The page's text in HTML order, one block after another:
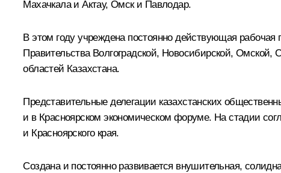
Махачкала и Актау, Омск и Павлодар.
В этом году учреждена постоянно действующая рабочая
Правительства Волгоградской, Новосибирской,
областей Казахстана.
Представительные делегации казахстанских
и в Красноярском экономическом форуме. На стадии
и Красноярского края.
Создана и постоянно развивается внушительная,